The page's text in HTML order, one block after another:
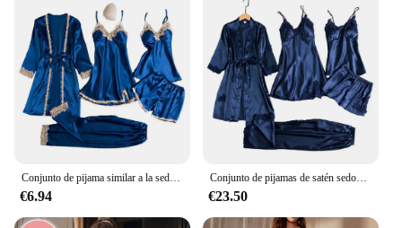
Conjunto de pijama similar a la seda para mujer, ropa de casa de retazos de encaje satinado sedoso con Top, pantalones cortos, cintura suelta con cordones
€6.94
Conjunto de pijamas de satén sedoso para mujer, ropa de casa con camisón, Top, pantalones cortos, cintura suelta con cordones
€23.50